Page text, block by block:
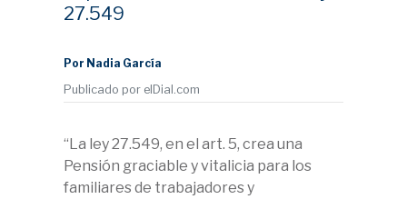
27.549
Por Nadia García
Publicado por elDial.com
“La ley 27.549, en el art. 5, crea una
Pensión graciable y vitalicia para los
familiares de trabajadores y